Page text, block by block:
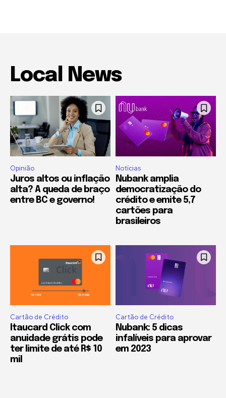
Local News
Opinião
Juros altos ou inflação
alta? A queda de braço
entre BC e governo!
Notícias
Nubank amplia
democratização do
crédito e emite 5,7
cartões para
brasileiros
Cartão de Crédito
Itaucard Click com
anuidade grátis pode
ter limite de até R$ 10
mil
Cartão de Crédito
Nubank: 5 dicas
infalíveis para aprovar
em 2023